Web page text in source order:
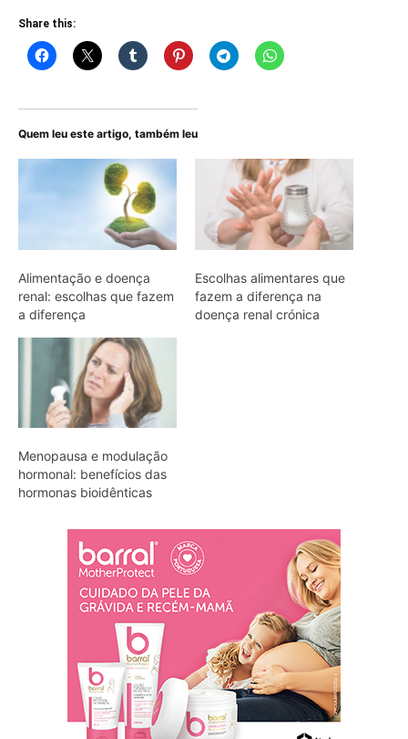
Share this:
Quem leu este artigo, também leu
Alimentação e doença
renal: escolhas que fazem
a diferença
Escolhas alimentares que
fazem a diferença na
doença renal crónica
Menopausa e modulação
hormonal: benefícios das
hormonas bioidênticas